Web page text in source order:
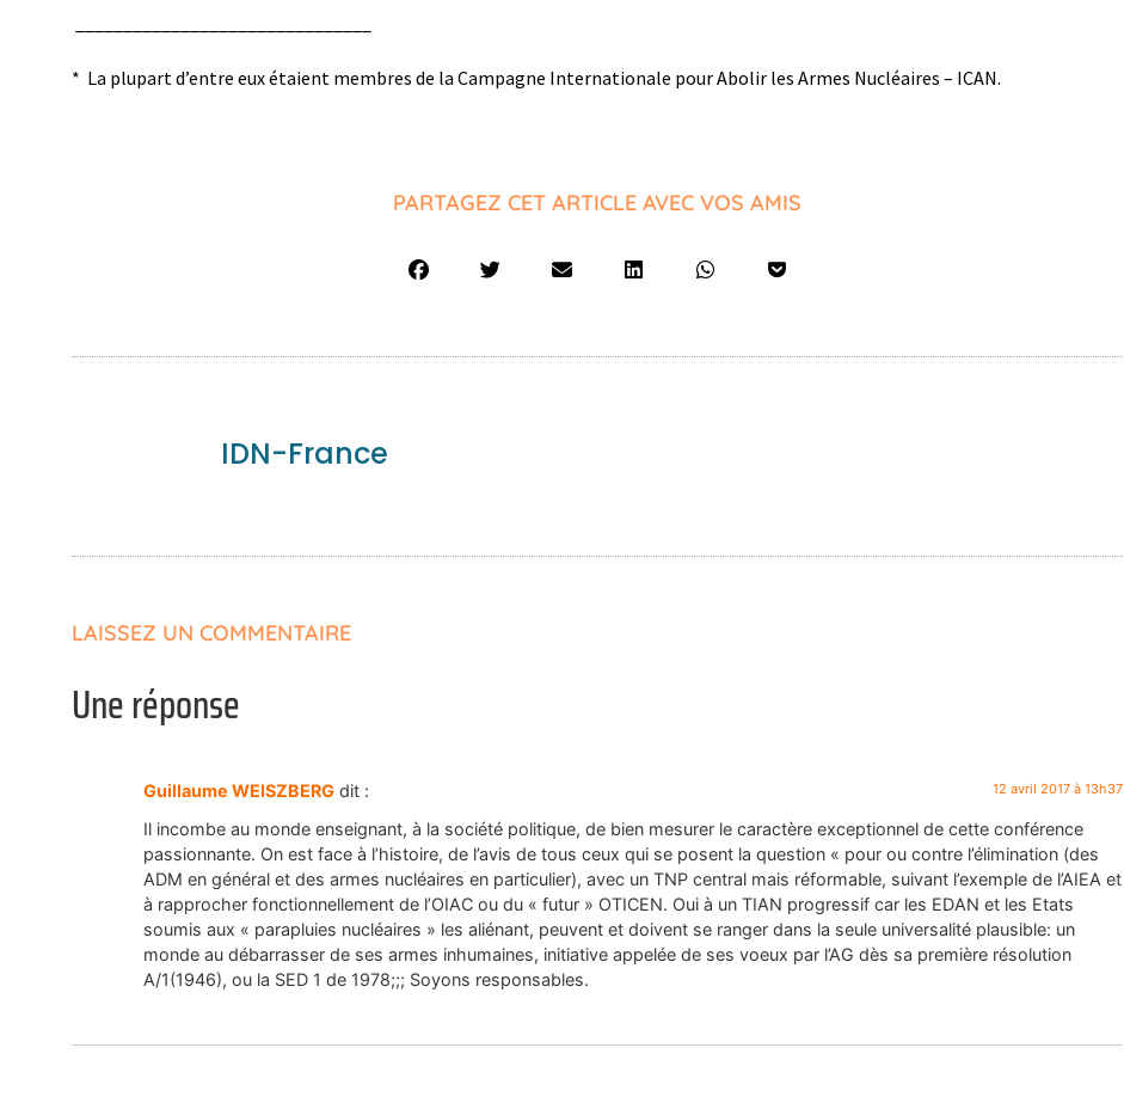
* La plupart d’entre eux étaient membres de la Campagne Internationale pour Abolir les Armes Nucléaires – ICAN.
PARTAGEZ CET ARTICLE AVEC VOS AMIS
IDN-France
LAISSEZ UN COMMENTAIRE
Une réponse
Guillaume WEISZBERG dit : 12 avril 2017 à 13h37
Il incombe au monde enseignant, à la société politique, de bien mesurer le caractère exceptionnel de cette conférence
passionnante. On est face à l’histoire, de l’avis de tous ceux qui se posent la question « pour ou contre l’élimination (des
ADM en général et des armes nucléaires en particulier), avec un TNP central mais réformable, suivant l’exemple de l’AIEA et
à rapprocher fonctionnellement de l’OIAC ou du « futur » OTICEN. Oui à un TIAN progressif car les EDAN et les Etats
soumis aux « parapluies nucléaires » les aliénant, peuvent et doivent se ranger dans la seule universalité plausible: un
monde au débarrasser de ses armes inhumaines, initiative appelée de ses voeux par l’AG dès sa première résolution
A/1(1946), ou la SED 1 de 1978;;; Soyons responsables.